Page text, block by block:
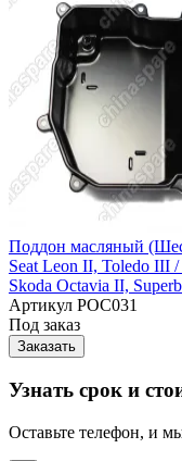
Поддон масляный
Seat Leon II, Toledo III
Skoda Octavia II,
Артикул POC031
Под заказ
Заказать
Узнать срок и
Оставьте телефон, и